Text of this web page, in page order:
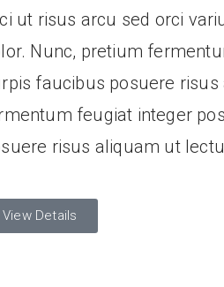
ut risus arcu sed orci
Nunc, pretium
faucibus posuere
feugiat integer
risus aliquam ut
View Details